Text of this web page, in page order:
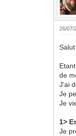
26/07/
Salut
de
J'ai
Je
Je
1>
Je